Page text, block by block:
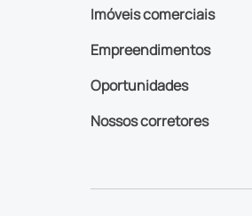
Imóveis comerciais
Empreendimentos
Oportunidades
Nossos corretores